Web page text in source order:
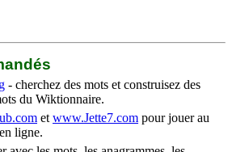
- cherchez des mots et construisez des
du Wiktionnaire.
et www.Jette7.com pour jouer au
ligne.